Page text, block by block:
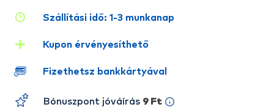
Szállítási idő: 1-3 munkanap
Kupon érvényesíthető
Fizethetsz bankkártyával
Bónuszpont jóváírás 9 Ft